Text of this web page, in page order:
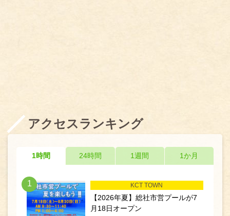
アクセスランキング
1時間 24時間 1週間 1か月
1 KCT TOWN
【2026年夏】総社市営プールが7
月18日オープン